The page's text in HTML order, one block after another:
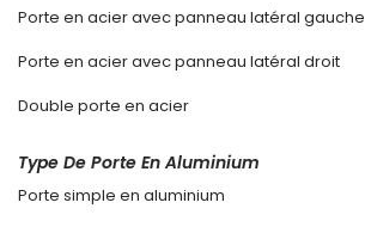
Porte en acier avec panneau latéral gauche
Porte en acier avec panneau latéral droit
Double porte en acier
Type De Porte En Aluminium
Porte simple en aluminium